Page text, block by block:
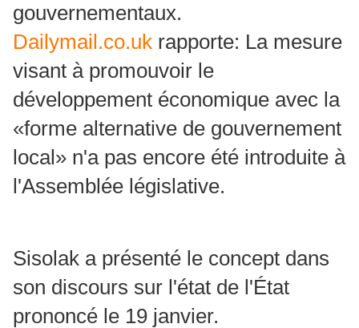
gouvernementaux.
Dailymail.co.uk rapporte: La mesure
visant à promouvoir le
développement économique avec la
«forme alternative de gouvernement
local» n'a pas encore été introduite à
l'Assemblée législative.
Sisolak a présenté le concept dans
son discours sur l'état de l'État
prononcé le 19 janvier.